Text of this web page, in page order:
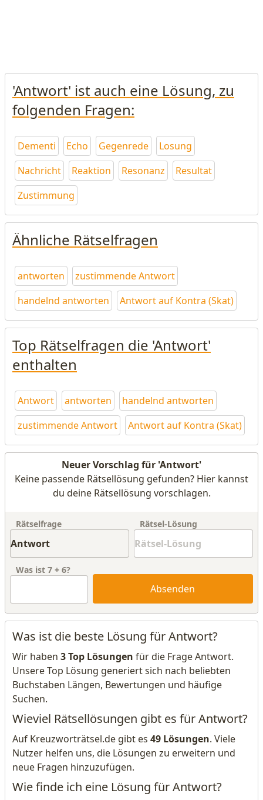
'Antwort' ist auch eine Lösung, zu
folgenden Fragen:
Dementi Echo Gegenrede
Losung
Nachricht
Reaktion Resonanz
Resultat
Zustimmung
Ähnliche Rätselfragen
antworten
zustimmende Antwort
handelnd antworten
Antwort auf Kontra (Skat)
Top Rätselfragen die 'Antwort'
enthalten
Antwort antworten
handelnd antworten
zustimmende Antwort
Antwort auf Kontra (Skat)
Neuer Vorschlag für 'Antwort'
Keine passende Rätsellösung gefunden? Hier kannst
du deine Rätsellösung vorschlagen.
Rätselfrage Rätsel-Lösung
Was ist 7 + 6?
Absenden
Was ist die beste Lösung für Antwort?
Wir haben 3 Top Lösungen für die Frage Antwort.
Unsere Top Lösung generiert sich nach beliebten
Buchstaben Längen, Bewertungen und häufige
Suchen.
Wieviel Rätsellösungen gibt es für Antwort?
Auf Kreuzworträtsel.de gibt es 49 Lösungen. Viele
Nutzer helfen uns, die Lösungen zu erweitern und
neue Fragen hinzuzufügen.
Wie finde ich eine Lösung für Antwort?